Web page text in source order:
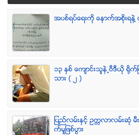
အပစ္ရပ္ေရးကို ေနာက္အစိုးရနဲ႔ ေ
၁၃ ႏွစ္ ေက်ာင္းသူနဲ႕ဗီဒီယို ရိုက္
သား ( ၂ )
ျပည္လမ္းႏွင့္ ဥကၠလာလမ္းဆုံ မီ
က္မႈျဖစ္ပြား